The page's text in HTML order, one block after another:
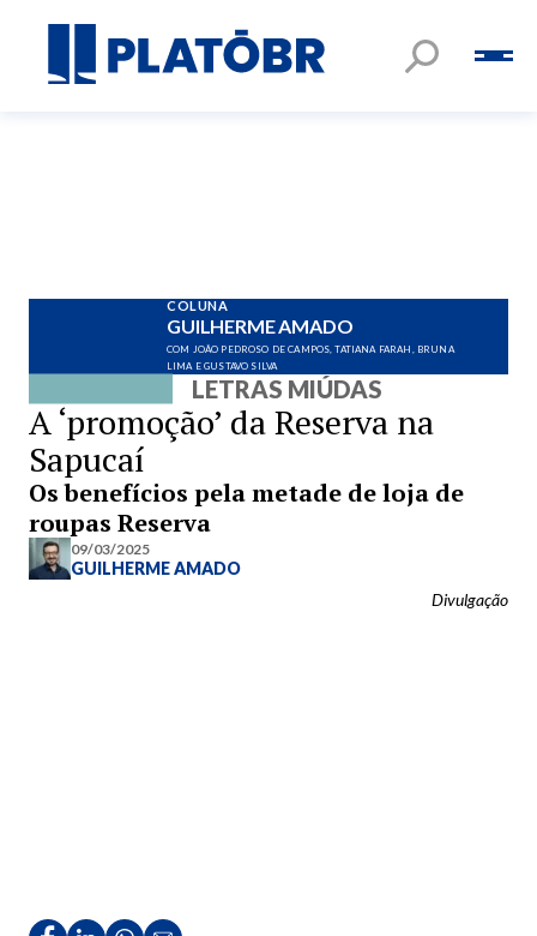
COLUNA
GUILHERME AMADO
COM JOÃO PEDROSO DE CAMPOS, TATIANA FARAH, BRUNA
LIMA E GUSTAVO SILVA
LETRAS MIÚDAS
A ‘promoção’ da Reserva na
Sapucaí
Os benefícios pela metade de loja de
roupas Reserva
09/03/2025
GUILHERME AMADO
Divulgação